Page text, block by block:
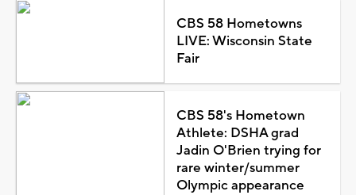
CBS 58 Hometowns
LIVE: Wisconsin State
Fair
CBS 58's Hometown
Athlete: DSHA grad
Jadin O'Brien trying for
rare winter/summer
Olympic appearance